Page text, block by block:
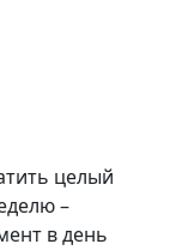
целый
–
в день